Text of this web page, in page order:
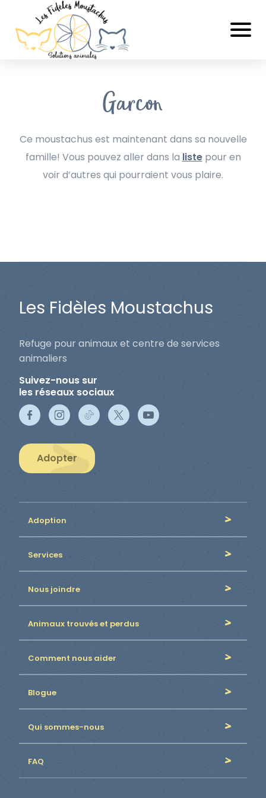
Garcon
Ce moustachus est maintenant dans sa nouvelle
famille! Vous pouvez aller dans la listepour en
voir d’autres qui pourraient vous plaire.
Les Fidèles Moustachus
Refuge pour animaux et centre de services
animaliers
Suivez-nous sur
les réseaux sociaux
Adopter
Adoption
Services
Nous joindre
Animaux trouvés et perdus
Comment nous aider
Blogue
Qui sommes-nous
FAQ